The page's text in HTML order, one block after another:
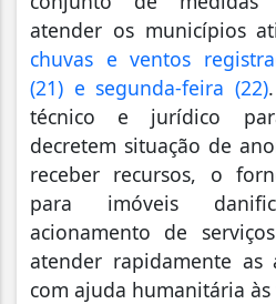
atender os municípios
chuvas e ventos
(21) e segunda-feira (22)
técnico e jurídico
decretem situação de
receber recursos, o
para imóveis
acionamento de
atender rapidamente as
com ajuda humanitária